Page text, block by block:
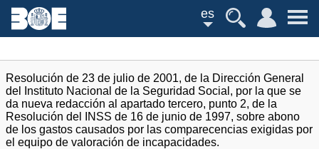
es
Resolución de 23 de julio de 2001, de la Dirección General
del Instituto Nacional de la Seguridad Social, por la que se
da nueva redacción al apartado tercero, punto 2, de la
Resolución del INSS de 16 de junio de 1997, sobre abono
de los gastos causados por las comparecencias exigidas por
el equipo de valoración de incapacidades.